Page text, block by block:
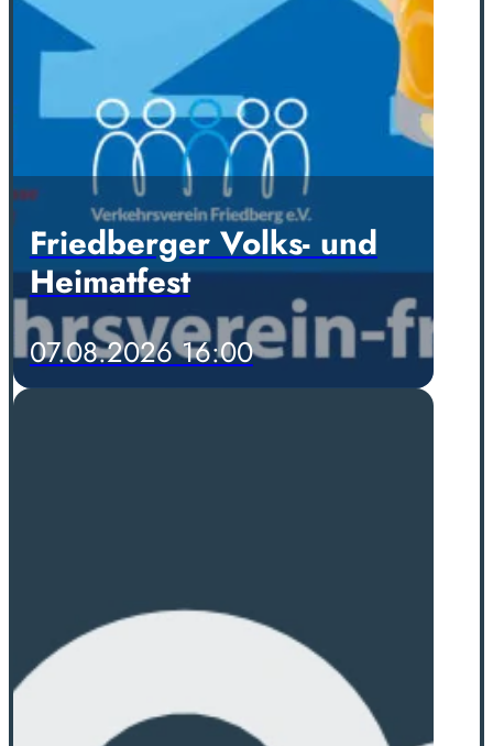
Friedberger Volks- und
Heimatfest
07.08.2026 16:00